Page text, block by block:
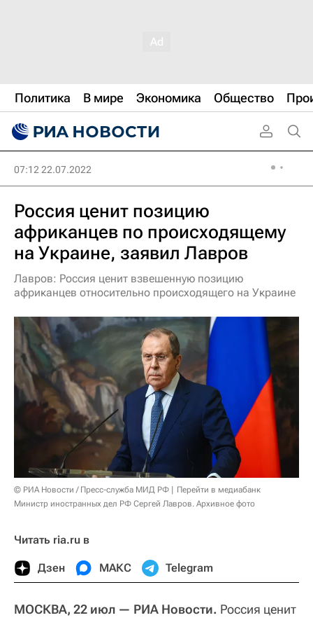
Политика В мире Экономика Общество
07:12 22.07.2022
Россия ценит позицию
африканцев по происходящему
на Украине, заявил Лавров
Лавров: Россия ценит взвешенную позицию
африканцев относительно происходящего на Украине
© РИА Новости / Пресс-служба МИД РФ
Перейти в медиабанк
Министр иностранных дел РФ Сергей Лавров. Архивное фото
Читать ria.ru в
Дзен МАКС Telegram
МОСКВА, 22 июл — РИА Новости. Россия ценит